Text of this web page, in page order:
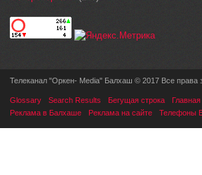
Телеканал "Оркен- Media" Балхаш © 2017 Все права
Glossary Search Results Бегущая строка Главная
Реклама в Балхаше
Реклама на сайте Телефоны